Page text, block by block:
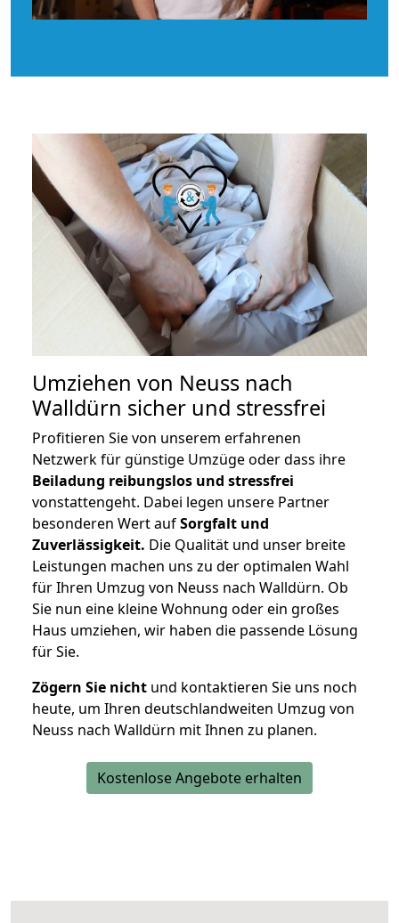
Umziehen von Neuss nach
Walldürn sicher und stressfrei
Profitieren Sie von unserem erfahrenen
Netzwerk für günstige Umzüge oder dass ihre
Beiladung reibungslos und stressfrei
vonstattengeht. Dabei legen unsere Partner
besonderen Wert aufSorgfalt und
Zuverlässigkeit. Die Qualität und unser breite
Leistungen machen uns zu der optimalen Wahl
für Ihren Umzug von Neuss nach Walldürn. Ob
Sie nun eine kleine Wohnung oder ein großes
Haus umziehen, wir haben die passende Lösung
für Sie.
Zögern Sie nicht und kontaktieren Sie uns noch
heute, um Ihren deutschlandweiten Umzug von
Neuss nach Walldürn mit Ihnen zu planen.
Kostenlose Angebote erhalten